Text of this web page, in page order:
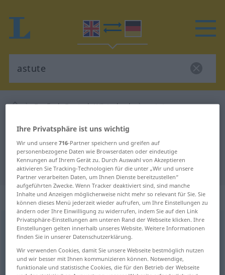
Englisch-Deutsch Wörterbuch astute
Englisch-Deutsch Übersetzung für
"astute"
"astute" Deutsch Übersetzung
„astute“: adjective
astute [əsˈtjuːt] USa. [-ˈtuːt]adj
Übersicht aller Übersetzungen
(Für mehr Details die Übersetzung anklicken/antippen)
Ihre Privatsphäre ist uns wichtig
Wir und unsere716-Partner speichern und greifen auf
personenbezogene Daten wie Browserdaten oder eindeutige
Kennungen auf Ihrem Gerät zu. Durch Auswahl von Akzeptieren
aktivieren Sie Tracking-Technologien für die unter „Wir und unsere
Partner verarbeiten Daten, um Ihnen Dienste bereitzustellen“
aufgeführten Zwecke. Wenn Tracker deaktiviert sind, sind manche
Inhalte und Anzeigen möglicherweise nicht mehr so relevant für Sie. Sie
können dieses Menü jederzeit wieder aufrufen, um Ihre Einstellungen zu
ändern oder Ihre Einwilligung zu widerrufen, indem Sie auf den Link
Privatsphäre-Einstellungen am unteren Rand der Webseite klicken. Ihre
Einstellungen gelten innerhalb unseres Website. Weitere Informationen
finden Sie in unserer Datenschutzerklärung.
Wir verwenden Cookies, damit Sie unsere Webseite bestmöglich nutzen
und wir besser mit Ihnen kommunizieren können. Notwendige,
funktionale und statistische Cookies, die für den Betrieb der Webseite